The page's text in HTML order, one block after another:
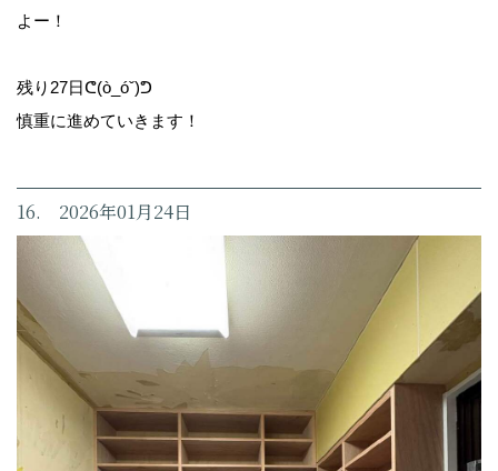
よー！
残り27日ᕦ(ò_óˇ)ᕤ
慎重に進めていきます！
16. 2026年01月24日